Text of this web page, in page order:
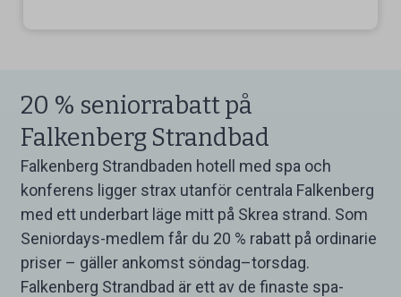
20 % seniorrabatt på
Falkenberg Strandbad
Falkenberg Strandbaden hotell med spa och
konferens ligger strax utanför centrala Falkenberg
med ett underbart läge mitt på Skrea strand. Som
Seniordays-medlem får du 20 % rabatt på ordinarie
priser – gäller ankomst söndag–torsdag.
Falkenberg Strandbad är ett av de finaste spa-